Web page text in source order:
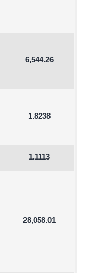
6,544.26
1.8238
1.1113
28,058.01